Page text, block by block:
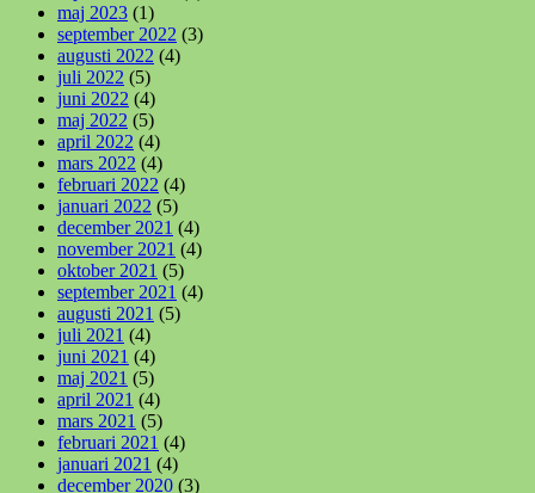
maj 2023 (1)
september 2022 (3)
augusti 2022 (4)
juli 2022 (5)
juni 2022 (4)
maj 2022 (5)
april 2022 (4)
mars 2022 (4)
februari 2022 (4)
januari 2022 (5)
december 2021 (4)
november 2021 (4)
oktober 2021 (5)
september 2021 (4)
augusti 2021 (5)
juli 2021 (4)
juni 2021 (4)
maj 2021 (5)
april 2021 (4)
mars 2021 (5)
februari 2021 (4)
januari 2021 (4)
december 2020 (3)